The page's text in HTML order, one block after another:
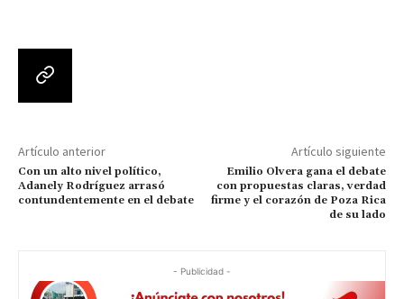
Artículo anterior
Con un alto nivel político,
Adanely Rodríguez arrasó
contundentemente en el debate
Artículo siguiente
Emilio Olvera gana el debate
con propuestas claras, verdad
firme y el corazón de Poza Rica
de su lado
- Publicidad -